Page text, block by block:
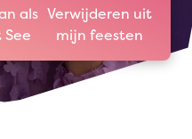
als
See
Verwijderen uit
mijn feesten